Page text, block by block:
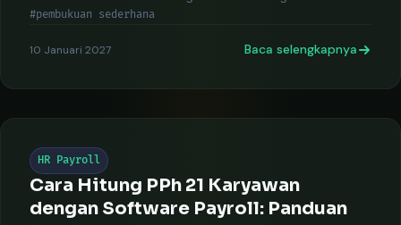
#pembukuan sederhana
10 Januari 2027 Baca selengkapnya
HR Payroll
Cara Hitung PPh 21 Karyawan
dengan Software Payroll: Panduan